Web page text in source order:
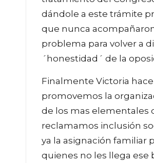
dándole a este trámite
que nunca
problema para volver a
´honestidad´ de la
Finalmente Victoria
promovemos la
de los mas elementales
reclamamos inclusión
ya la asignación familiar
quienes no les llega ese